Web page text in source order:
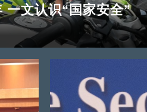
一文认识“国家安全”